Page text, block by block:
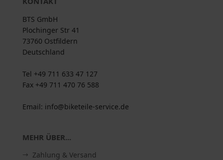
BTS GmbH
Plochinger Str 41
73760 Ostfildern
Deutschland
Tel +49 711 633 47 127
Fax +49 711 470 76 588
Email: info@biketeile-service.de
MEHR ÜBER...
Zahlung & Versand